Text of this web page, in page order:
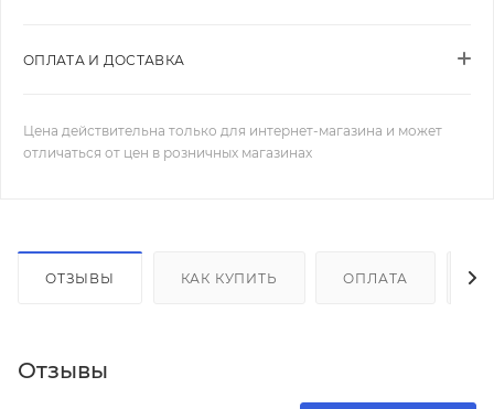
ОПЛАТА И ДОСТАВКА
Цена действительна только для интернет-магазина и может
отличаться от цен в розничных магазинах
ОТЗЫВЫ КАК КУПИТЬ ОПЛАТА
Отзывы